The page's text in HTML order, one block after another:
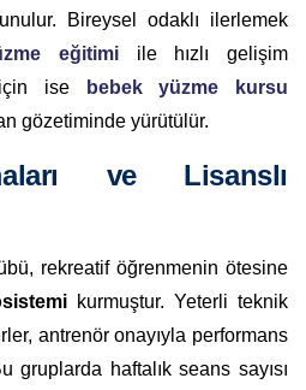
Bireysel odaklı ilerlemek
eğitimiile hızlı gelişim
için ise
bebek yüzme kursu
gözetiminde yürütülür.
ve Lisanslı
rekreatif öğrenmenin ötesine
kurmuştur. Yeterli teknik
antrenör onayıyla performans
gruplarda haftalık seans sayısı